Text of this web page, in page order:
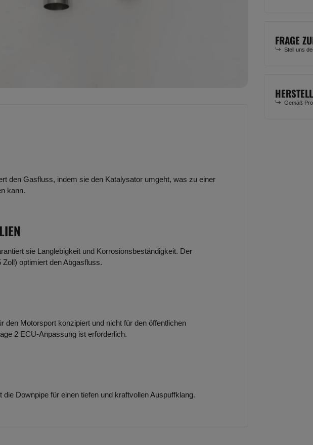
FRAGE
Stell uns
Gemäß
den Gasfluss, indem sie den Katalysator umgeht, was zu einer
kann.
sie Langlebigkeit und Korrosionsbeständigkeit. Der
optimiert den Abgasfluss.
den Motorsport konzipiert und nicht für den öffentlichen
2 ECU-Anpassung ist erforderlich.
Downpipe für einen tiefen und kraftvollen Auspuffklang.